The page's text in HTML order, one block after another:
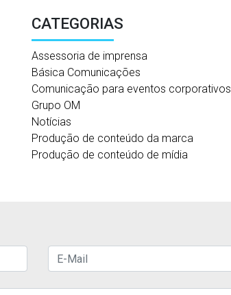
CATEGORIAS
Assessoria de imprensa
Básica Comunicações
Comunicação para eventos corporativos
Grupo OM
Notícias
Produção de conteúdo da marca
Produção de conteúdo de mídia